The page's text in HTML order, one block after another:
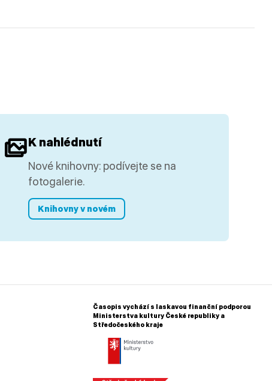
K nahlédnutí
Nové knihovny: podívejte se na
fotogalerie.
Knihovny v novém
Časopis vychází s laskavou finanční podporou
Ministerstva kultury České republiky a
Středočeského kraje